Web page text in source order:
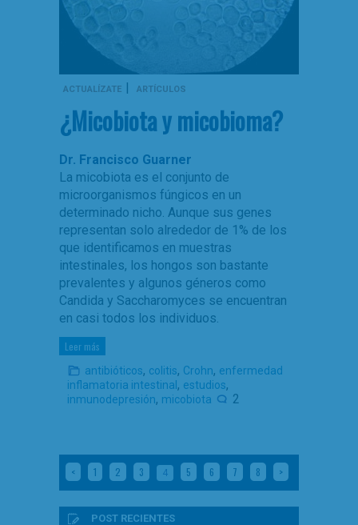
ACTUALÍZATE | ARTÍCULOS
¿Micobiota y micobioma?
Dr. Francisco Guarner
La micobiota es el conjunto de
microorganismos fúngicos en un
determinado nicho. Aunque sus genes
representan solo alrededor de 1% de los
que identificamos en muestras
intestinales, los hongos son bastante
prevalentes y algunos géneros como
Candida y Saccharomyces se encuentran
en casi todos los individuos.
Leer más
antibióticos, colitis, Crohn, enfermedad
inflamatoria intestinal , estudios,
inmunodepresión, micobiota 2
< 1 2 3 4 5 6 7 8 >
POST RECIENTES